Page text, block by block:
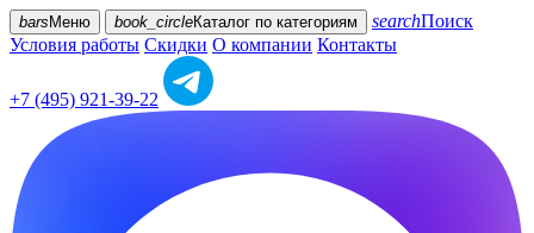
bars Меню book_circleКаталог по категориям searchПоиск
Условия работы Скидки О компании Контакты
+7 (495) 921-39-22